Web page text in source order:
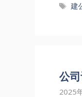
标
建
公
2025